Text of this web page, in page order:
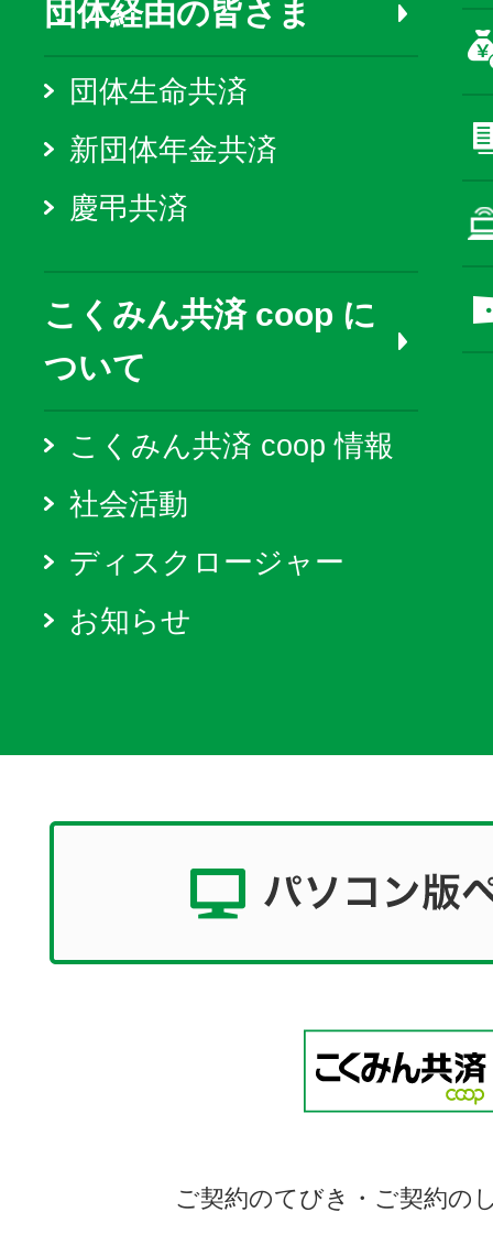
団体経由の皆さま
団体生命共済
新団体年金共済
慶弔共済
こくみん共済 coop に
ついて
こくみん共済 coop 情報
社会活動
ディスクロージャー
お知らせ
ご契約のてびき・ご契約の